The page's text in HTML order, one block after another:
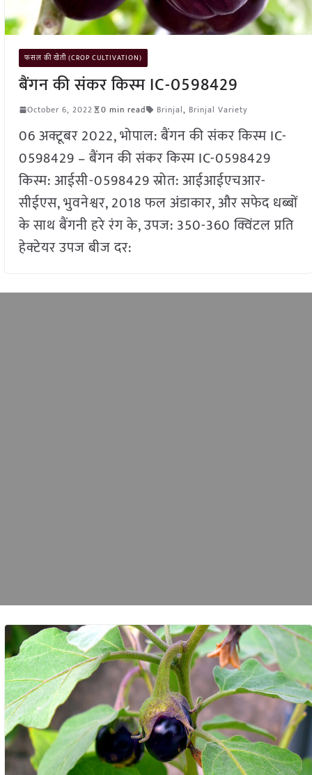
फसल की खेती (CROP CULTIVATION)
बैंगन की संकर किस्म IC-0598429
October 6, 2022 0 min read Brinjal, Brinjal Variety
06 अक्टूबर 2022, भोपाल: बैंगन की संकर किस्म IC-
0598429 – बैंगन की संकर किस्म IC-0598429
किस्म: आईसी-0598429 स्रोत: आईआईएचआर-
सीईएस, भुवनेश्वर, 2018 फल अंडाकार, और सफेद धब्बों
के साथ बैंगनी हरे रंग के, उपज: 350-360 क्विंटल प्रति
हेक्टेयर उपज बीज दर: